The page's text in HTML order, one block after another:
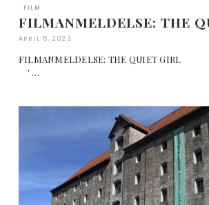
FILM
FILMANMELDELSE: THE
APRIL 5, 2023
FILMANMELDELSE: THE
' …